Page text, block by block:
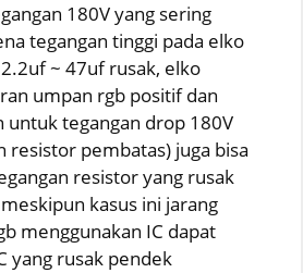
180V yang sering
tegangan tinggi pada elko
~ 47uf rusak, elko
umpan rgb positif dan
untuk tegangan drop 180V
resistor pembatas) juga bisa
resistor yang rusak
kasus ini jarang
menggunakan IC dapat
yang rusak pendek